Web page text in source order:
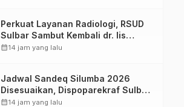
Perkuat Layanan Radiologi, RSUD
Sulbar Sambut Kembali dr. Iis
Imelda, Sp.Rad
calendar_month14 jam yang lalu
Jadwal Sandeq Silumba 2026
Disesuaikan, Dispoparekraf Sulbar
Pastikan Persiapan Tetap
calendar_month14 jam yang lalu